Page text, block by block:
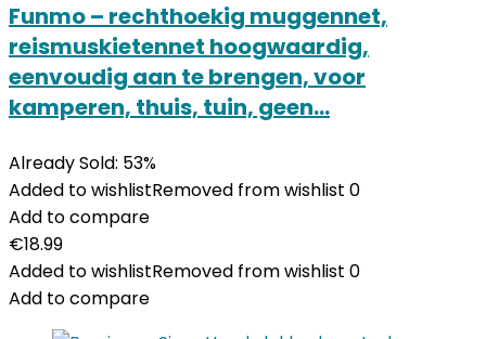
Funmo – rechthoekig muggennet,
reismuskietennet hoogwaardig,
eenvoudig aan te brengen, voor
kamperen, thuis, tuin, geen…
Already Sold: 53%
Added to wishlistRemoved from wishlist 0
Add to compare
€18.99
Added to wishlistRemoved from wishlist 0
Add to compare